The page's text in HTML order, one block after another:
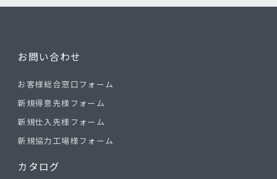
お問い合わせ
お客様総合窓口フォーム
新規得意先様フォーム
新規仕入先様フォーム
新規協力工場様フォーム
カタログ